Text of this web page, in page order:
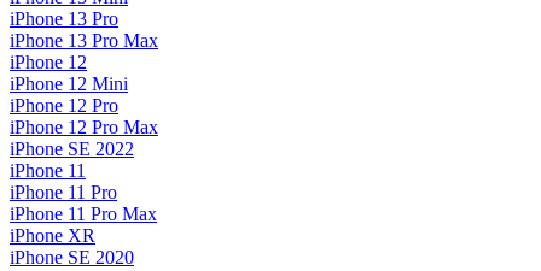
iPhone 13 Pro
iPhone 13 Pro Max
iPhone 12
iPhone 12 Mini
iPhone 12 Pro
iPhone 12 Pro Max
iPhone SE 2022
iPhone 11
iPhone 11 Pro
iPhone 11 Pro Max
iPhone XR
iPhone SE 2020